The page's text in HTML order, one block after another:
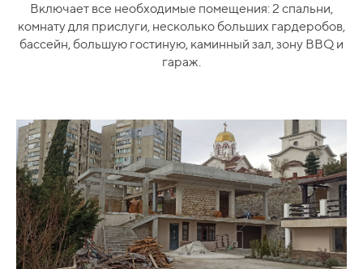
Включает все необходимые помещения: 2 спальни,
комнату для прислуги, несколько больших гардеробов,
бассейн, большую гостиную, каминный зал, зону BBQ и
гараж.